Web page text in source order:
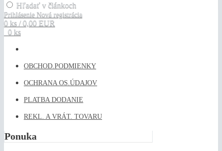
Hľadať v článkoch
Prihlásenie Nová registrácia
0 ks / 0,00 EUR
0 ks
OBCHOD.PODMIENKY
OCHRANA OS.ÚDAJOV
PLATBA DODANIE
REKL. A VRÁT. TOVARU
Ponuka